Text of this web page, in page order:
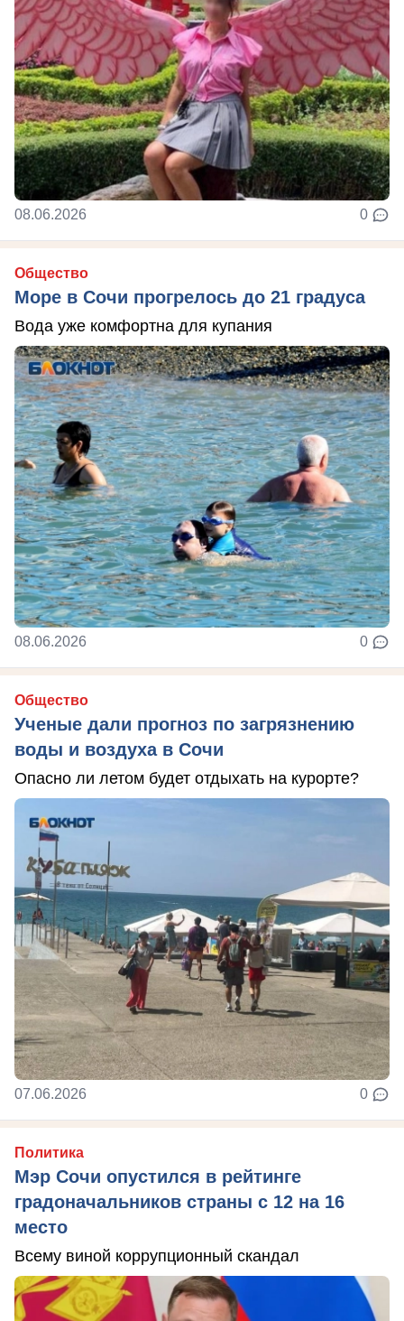
08.06.2026 0
Общество
Море в Сочи прогрелось до 21 градуса
Вода уже комфортна для купания
08.06.2026 0
Общество
Ученые дали прогноз по загрязнению
воды и воздуха в Сочи
Опасно ли летом будет отдыхать на курорте?
07.06.2026 0
Политика
Мэр Сочи опустился в рейтинге
градоначальников страны с 12 на 16
место
Всему виной коррупционный скандал